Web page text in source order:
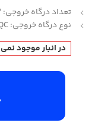
تعداد درگاه خروجی: 2 پورت USB
نوع درگاه خروجی: 3.0QC 3.0+QC
در انبار موجود